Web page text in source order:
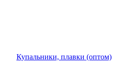
Купальники, плавки (оптом)